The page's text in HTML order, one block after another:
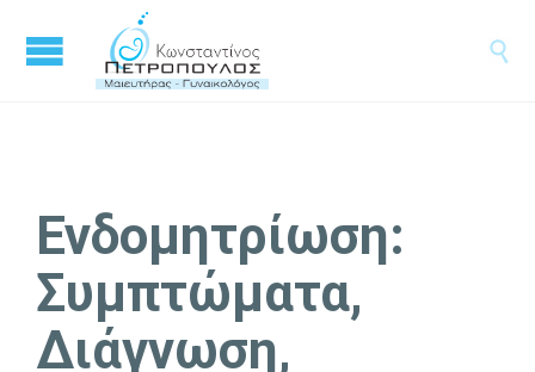

Ενδομητρίωση:
Συμπτώματα,
Διάγνωση,